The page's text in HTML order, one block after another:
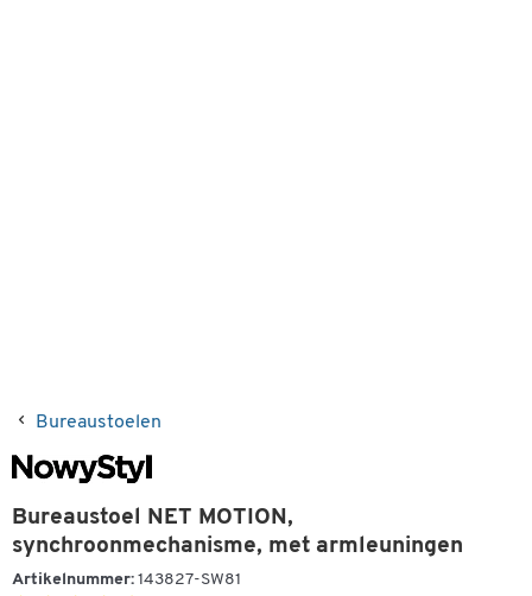
Bureaustoelen
Bureaustoel NET MOTION,
synchroonmechanisme, met armleuningen
Artikelnummer: 143827-SW81